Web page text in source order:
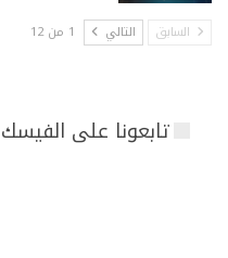
السابق التالي 1 من 12
تابعونا على الفيسك